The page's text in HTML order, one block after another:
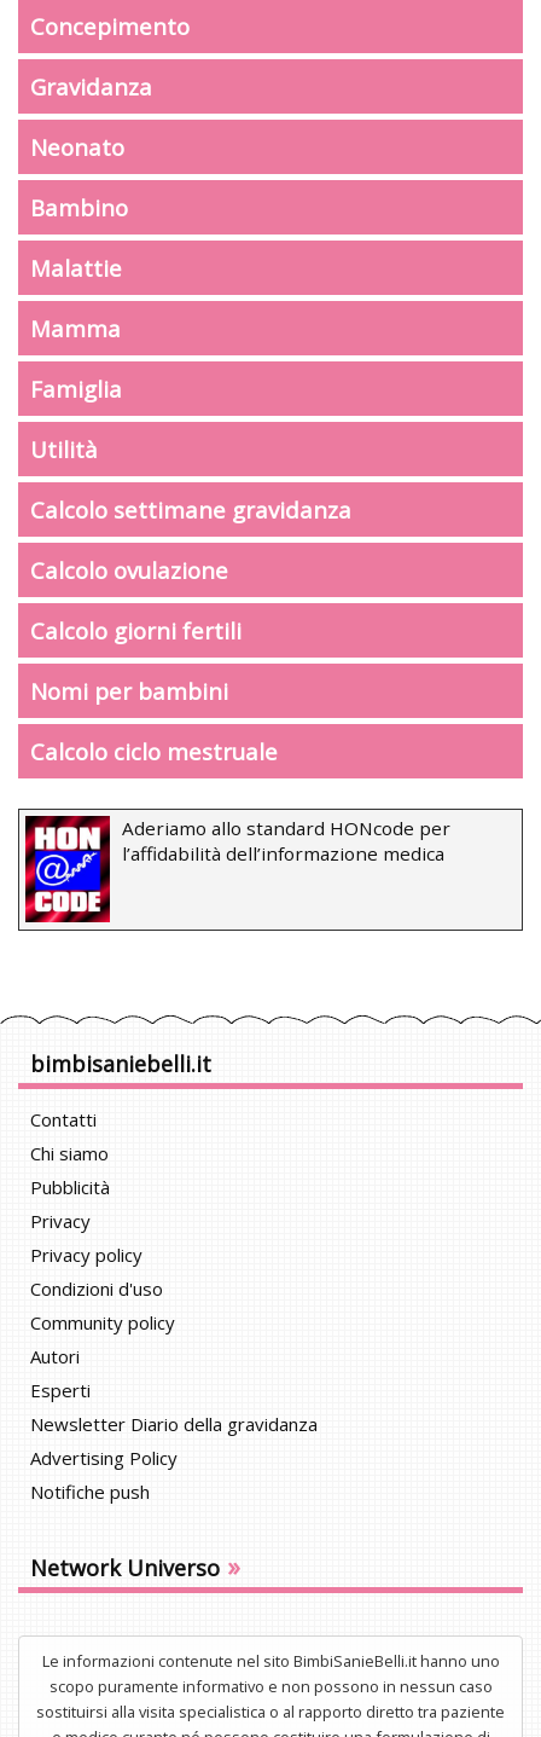
Concepimento
Gravidanza
Neonato
Bambino
Malattie
Mamma
Famiglia
Utilità
Calcolo settimane gravidanza
Calcolo ovulazione
Calcolo giorni fertili
Nomi per bambini
Calcolo ciclo mestruale
Aderiamo allo standard HONcode per
l’affidabilità dell’informazione medica
bimbisaniebelli.it
Contatti
Chi siamo
Pubblicità
Privacy
Privacy policy
Condizioni d'uso
Community policy
Autori
Esperti
Newsletter Diario della gravidanza
Advertising Policy
Notifiche push
Network Universo »
Le informazioni contenute nel sito BimbiSanieBelli.it hanno uno
scopo puramente informativo e non possono in nessun caso
sostituirsi alla visita specialistica o al rapporto diretto tra paziente